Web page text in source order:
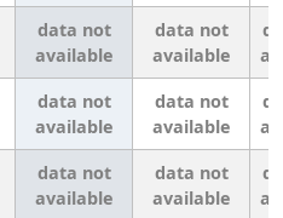
data not
available
data not
available
data not
available
data not
available
data not
available
data not
available